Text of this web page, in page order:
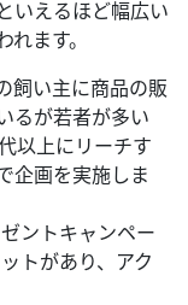
いえるほど幅広い
ます。
飼い主に商品の販
るが若者が多い
以上にリーチす
企画を実施しま
ントキャンペー
トがあり、アク